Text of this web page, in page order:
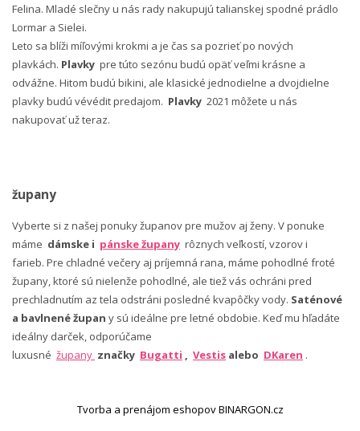
Felina. Mladé slečny u nás rady nakupujú talianskej spodné prádlo
Lormar a Sielei.
Leto sa blíži míľovými krokmi a je čas sa pozrieť po nových
plavkách. Plavky pre túto sezónu budú opäť veľmi krásne a
odvážne. Hitom budú bikini, ale klasické jednodielne a dvojdielne
plavky budú vévédit predajom. Plavky 2021 môžete u nás
nakupovať už teraz.
župany
Vyberte si z našej ponuky županov pre mužov aj ženy. V ponuke
máme dámske i pánske župany rôznych veľkostí, vzorov i
farieb. Pre chladné večery aj príjemná rana, máme pohodlné froté
župany, ktoré sú nielenže pohodlné, ale tiež vás ochráni pred
prechladnutím az tela odstráni posledné kvapôčky vody. Saténové
a bavlnené župan y sú ideálne pre letné obdobie. Keď mu hľadáte
ideálny darček, odporúčame
luxusné župany značky Bugatti Vestis alebo DKaren .
Tvorba a prenájom eshopov BINARGON.cz